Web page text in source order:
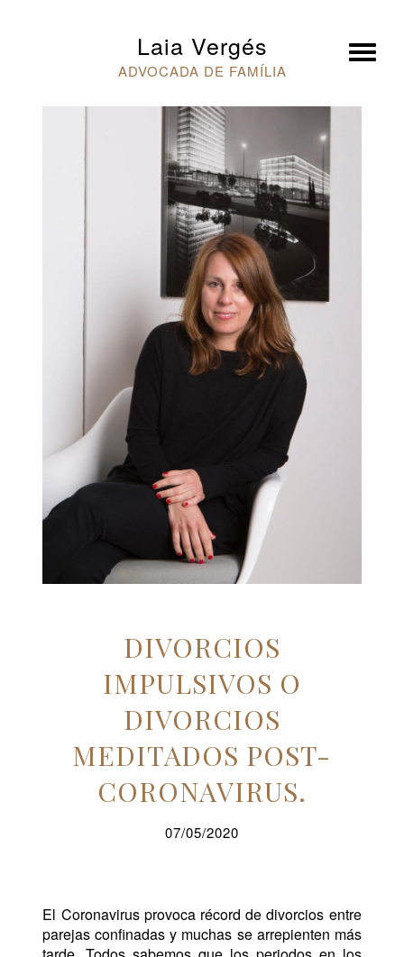
Laia Vergés
ADVOCADA DE FAMÍLIA
×
DIVORCIOS
IMPULSIVOS O
DIVORCIOS
MEDITADOS POST-
CORONAVIRUS.
07/05/2020
El Coronavirus provoca récord de divorcios entre
parejas confinadas y muchas se arrepienten más